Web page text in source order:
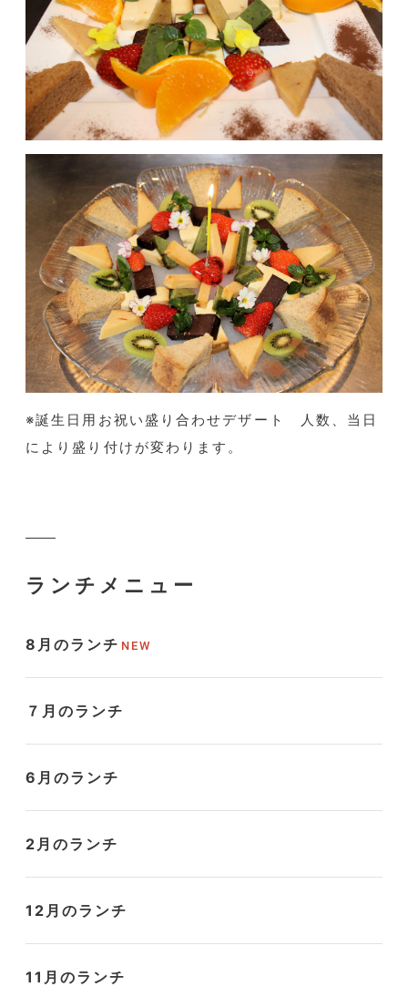
※誕生日用お祝い盛り合わせデザート 人数、当日
により盛り付けが変わります。
ランチメニュー
8月のランチ
７月のランチ
6月のランチ
2月のランチ
12月のランチ
11月のランチ